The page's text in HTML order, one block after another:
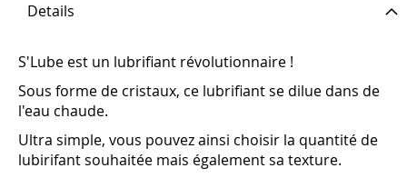
Details
S'Lube est un lubrifiant révolutionnaire !
Sous forme de cristaux, ce lubrifiant se dilue dans de
l'eau chaude.
Ultra simple, vous pouvez ainsi choisir la quantité de
lubirifant souhaitée mais également sa texture.